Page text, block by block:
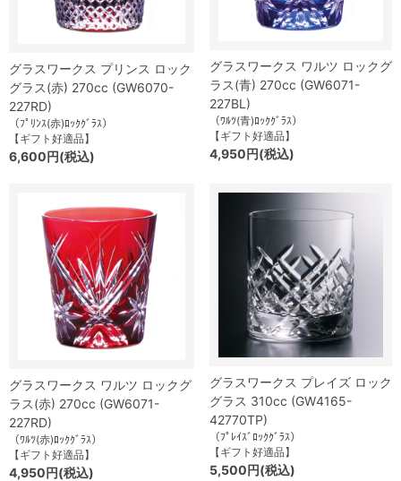
グラスワークス プリンス ロック
グラス(赤) 270cc (GW6070-
227RD)
（ﾌﾟﾘﾝｽ(赤)ﾛｯｸｸﾞﾗｽ）
【ギフト好適品】
6,600円(税込)
グラスワークス ワルツ ロックグ
ラス(青) 270cc (GW6071-
227BL)
（ﾜﾙﾂ(青)ﾛｯｸｸﾞﾗｽ）
【ギフト好適品】
4,950円(税込)
グラスワークス ワルツ ロックグ
ラス(赤) 270cc (GW6071-
227RD)
（ﾜﾙﾂ(赤)ﾛｯｸｸﾞﾗｽ）
【ギフト好適品】
4,950円(税込)
グラスワークス プレイズ ロック
グラス 310cc (GW4165-
42770TP)
（ﾌﾟﾚｲｽﾞﾛｯｸｸﾞﾗｽ）
【ギフト好適品】
5,500円(税込)